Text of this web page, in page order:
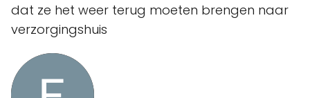
dat ze het weer terug moeten brengen naar
verzorgingshuis